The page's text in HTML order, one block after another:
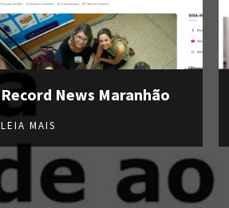
Record News Maranhão
LEIA MAIS